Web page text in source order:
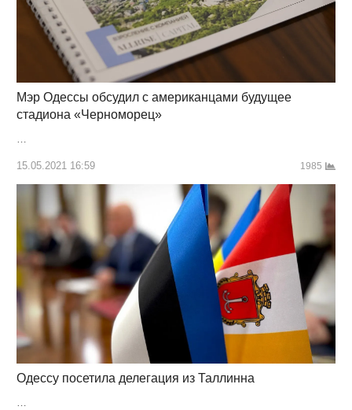
Мэр Одессы обсудил с американцами будущее
стадиона «Черноморец»
15.05.2021 16:59 1985
Одессу посетила делегация из Таллинна
…